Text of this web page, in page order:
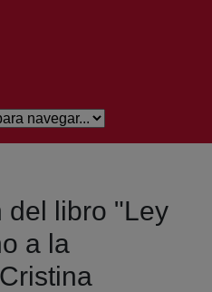
del libro "Ley
a la